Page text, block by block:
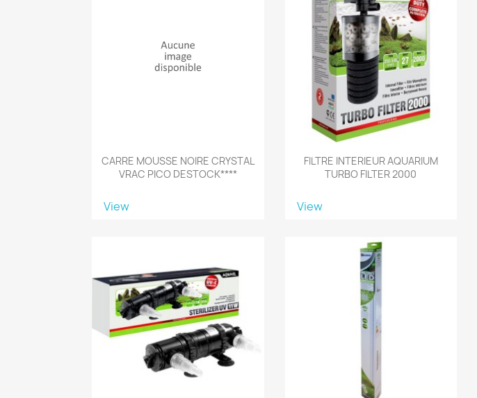
CARRE MOUSSE NOIRE CRYSTAL
VRAC PICO DESTOCK****
View
FILTRE INTERIEUR AQUARIUM
TURBO FILTER 2000
View